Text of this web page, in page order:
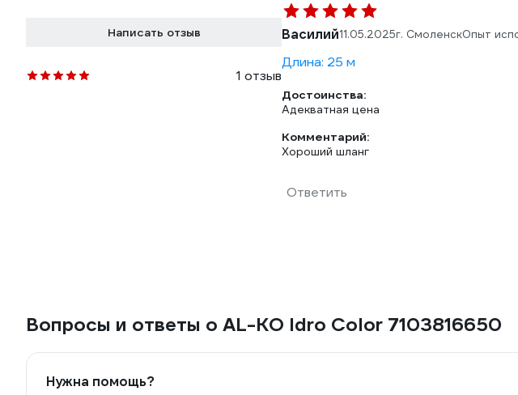
Написать отзыв
1 отзыв
Василий11.05.2025г. СмоленскОпыт
Длина: 25 м
Достоинства:
Адекватная цена
Комментарий:
Хороший шланг
Ответить
Вопросы и ответы о AL-KO Idro Color 7103816650
Нужна помощь?